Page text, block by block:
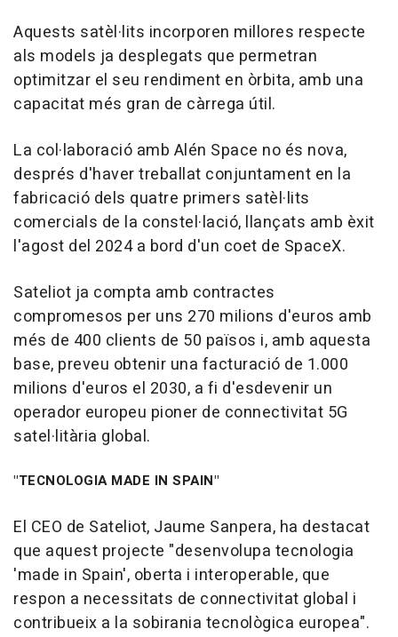
Aquests satèl·lits incorporen millores respecte
als models ja desplegats que permetran
optimitzar el seu rendiment en òrbita, amb una
capacitat més gran de càrrega útil.
La col·laboració amb Alén Space no és nova,
després d'haver treballat conjuntament en la
fabricació dels quatre primers satèl·lits
comercials de la constel·lació, llançats amb èxit
l'agost del 2024 a bord d'un coet de SpaceX.
Sateliot ja compta amb contractes
compromesos per uns 270 milions d'euros amb
més de 400 clients de 50 països i, amb aquesta
base, preveu obtenir una facturació de 1.000
milions d'euros el 2030, a fi d'esdevenir un
operador europeu pioner de connectivitat 5G
satel·litària global.
"TECNOLOGIA MADE IN SPAIN"
El CEO de Sateliot, Jaume Sanpera, ha destacat
que aquest projecte "desenvolupa tecnologia
'made in Spain', oberta i interoperable, que
respon a necessitats de connectivitat global i
contribueix a la sobirania tecnològica europea".